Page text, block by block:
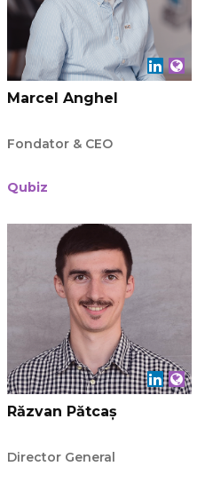
Marcel Anghel
Fondator & CEO
Qubiz
Răzvan Pătcaș
Director General